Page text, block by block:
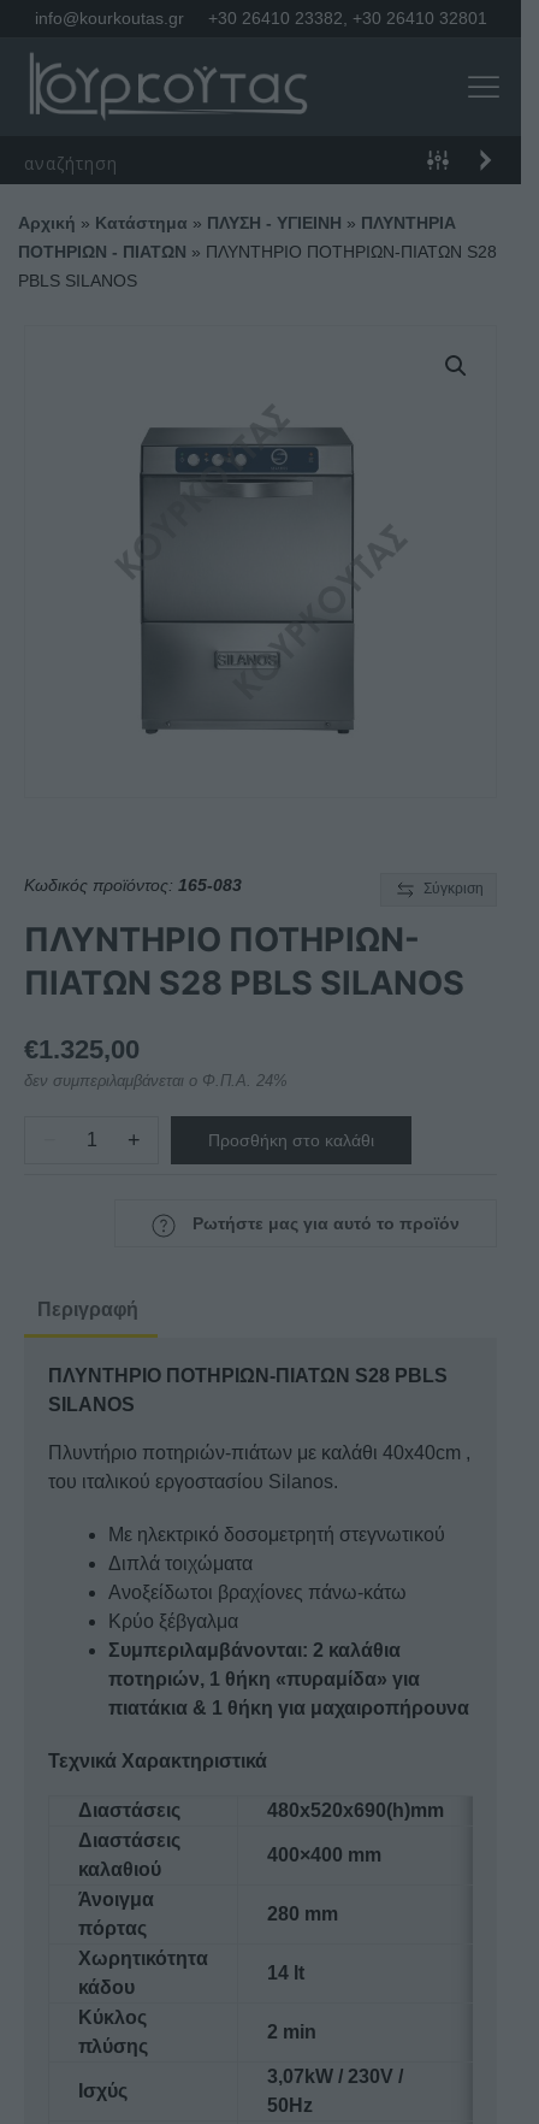
info@kourkoutas.gr +30 26410 23382 +30 26410 32801
Αρχική » Κατάστημα » ΠΛΥΣΗ - ΥΓΙΕΙΝΗ » ΠΛΥΝΤΗΡΙΑ
ΠΟΤΗΡΙΩΝ - ΠΙΑΤΩΝ » ΠΛΥΝΤΗΡΙΟ ΠΟΤΗΡΙΩΝ-ΠΙΑΤΩΝ S28
PBLS SILANOS
Κωδικός προϊόντος: 165-083 Σύγκριση
ΠΛΥΝΤΗΡΙΟ ΠΟΤΗΡΙΩΝ-
ΠΙΑΤΩΝ S28 PBLS SILANOS
€1.325,00
δεν συμπεριλαμβάνεται ο Φ.Π.Α. 24%
ΠΛΥΝΤΗΡΙΟ
SILANOS
ποσότητα
+ Προσθήκη στο καλάθι
Ρωτήστε μας για αυτό το προϊόν
Περιγραφή
ΠΛΥΝΤΗΡΙΟ ΠΟΤΗΡΙΩΝ-ΠΙΑΤΩΝ S28 PBLS
SILANOS
Πλυντήριο ποτηριών-πιάτων με καλάθι 40x40cm ,
του ιταλικού εργοστασίου Silanos.
Με ηλεκτρικό δοσομετρητή στεγνωτικού
Διπλά τοιχώματα
Ανοξείδωτοι βραχίονες πάνω-κάτω
Κρύο ξέβγαλμα
Συμπεριλαμβάνονται: 2 καλάθια
ποτηριών, 1 θήκη «πυραμίδα» για
πιατάκια & 1 θήκη για μαχαιροπήρουνα
Τεχνικά Χαρακτηριστικά
Διαστάσεις
480x520x690(h)mm
Διαστάσεις
καλαθιού
400×400 mm
Άνοιγμα
πόρτας
280 mm
Χωρητικότητα
κάδου
14 lt
Κύκλος
πλύσης
2 min
Ισχύς
3,07kW / 230V /
50Hz